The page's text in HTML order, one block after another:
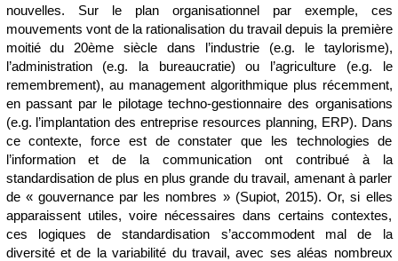
nouvelles. Sur le plan organisationnel par exemple, ces
mouvements vont de la rationalisation du travail depuis la première
moitié du 20ème siècle dans l’industrie (e.g. le taylorisme),
l’administration (e.g. la bureaucratie) ou l’agriculture (e.g. le
remembrement), au management algorithmiqueplus récemment,
en passant par le pilotage techno-gestionnaire des organisations
(e.g. l’implantation desentreprise resources planning, ERP). Dans
ce contexte, force est de constater que les technologies de
l’information et de la communication ont contribué à la
standardisation de plus en plus grande du travail, amenant à parler
de « gouvernance par les nombres » (Supiot, 2015). Or, si elles
apparaissent utiles, voire nécessaires dans certains contextes,
ces logiques de standardisation s’accommodent mal de la
diversité et de la variabilité dutravail, avec ses aléas nombreux